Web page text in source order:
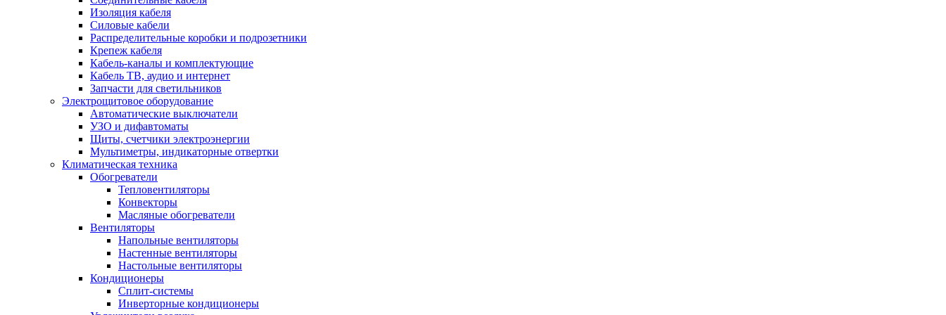
Изоляция кабеля
Силовые кабели
Распределительные коробки и подрозетники
Крепеж кабеля
Кабель-каналы и комплектующие
Кабель ТВ, аудио и интернет
Запчасти для светильников
Электрощитовое оборудование
Автоматические выключатели
УЗО и дифавтоматы
Щиты, счетчики электроэнергии
Мультиметры, индикаторные отвертки
Климатическая техника
Обогреватели
Тепловентиляторы
Конвекторы
Масляные обогреватели
Вентиляторы
Напольные вентиляторы
Настенные вентиляторы
Настольные вентиляторы
Кондиционеры
Сплит-системы
Инверторные кондиционеры